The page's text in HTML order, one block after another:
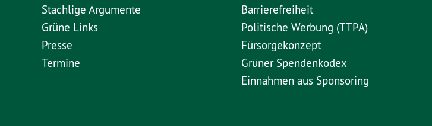
Stachlige Argumente
Grüne Links
Presse
Termine
Barrierefreiheit
Politische Werbung (TTPA)
Fürsorgekonzept
Grüner Spendenkodex
Einnahmen aus Sponsoring